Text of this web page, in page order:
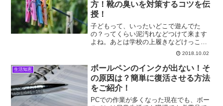
方！靴の臭いを対策するコツを伝
授！
子どもって、いったいどこで遊んでた
の？ってくらい泥汚れなどつけて来ます
よね。あとは学校の上履きなどけっこう
洗う頻度が多く、汚れのしつこそうなの
もあったりします。ここでは、子ども靴
や大人の靴の洗い方についてお伝えして
いきます。
2018.10.02
生活知恵
ボールペンのインクが出ない！そ
の原因は？簡単に復活させる方法
をご紹介！
PCでの作業が多くなった現在でも、ボー